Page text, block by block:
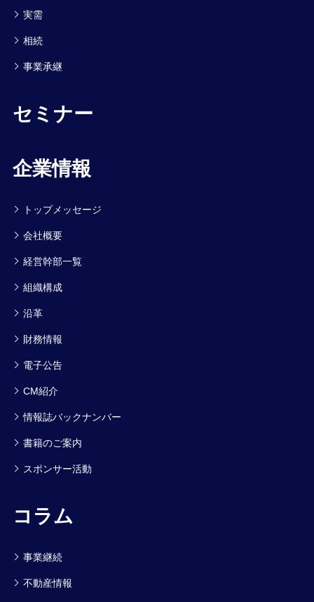
実需
相続
事業承継
セミナー
企業情報
トップメッセージ
会社概要
経営幹部一覧
組織構成
沿革
財務情報
電子公告
CM紹介
情報誌バックナンバー
書籍のご案内
スポンサー活動
コラム
事業継続
不動産情報